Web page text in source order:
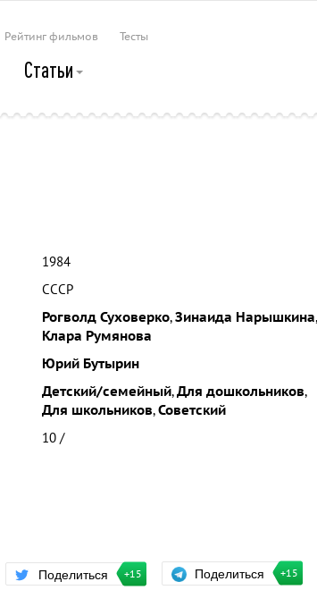
Рейтинг фильмов Тесты
Статьи
1984
СССР
Рогволд Суховерко,Зинаида Нарышкина,
Клара Румянова
Юрий Бутырин
Детский/семейный,Для дошкольников,
Для школьников,Советский
10 /
Поделиться +15 Поделиться +15